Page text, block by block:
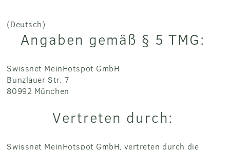
(Deutsch)
Angaben gemäß § 5 TMG:
Swissnet MeinHotspot GmbH
Bunzlauer Str. 7
80992 München
Vertreten durch:
Swissnet MeinHotspot GmbH, vertreten durch die